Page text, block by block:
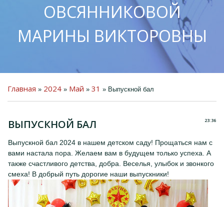
ОВСЯННИКОВОЙ
МАРИНЫ ВИКТОРОВНЫ
ПРЕДМЕТНО-
СРЕДА
ДЕТЯМ
РОДИТЕЛЯМ
КОЛЛЕГАМ
Главная » 2024 » Май » 31 » Выпускной бал
23:36
ВЫПУСКНОЙ БАЛ
Выпускной бал 2024 в нашем детском саду! Прощаться нам с
вами настала пора. Желаем вам в будущем только успеха. А
также счастливого детства, добра. Веселья, улыбок и звонкого
смеха! В добрый путь дорогие наши выпускники!